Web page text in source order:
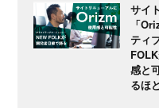
サイ
「
ティ
感と
るほ